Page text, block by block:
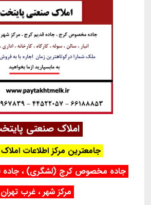
املاک صنعتی
جامعترین مرکز اطلاعات
جاده مخصوص کرج (لشگری) ، جاده
مرکز شهر ، غرب تهران